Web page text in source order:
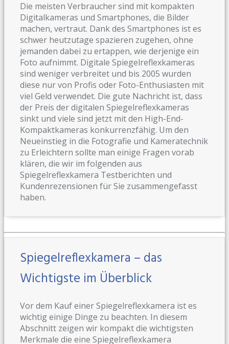
Die meisten Verbraucher sind mit kompakten
Digitalkameras und Smartphones, die Bilder
machen, vertraut. Dank des Smartphones ist es
schwer heutzutage spazieren zugehen, ohne
jemanden dabei zu ertappen, wie derjenige ein
Foto aufnimmt. Digitale Spiegelreflexkameras
sind weniger verbreitet und bis 2005 wurden
diese nur von Profis oder Foto-Enthusiasten mit
viel Geld verwendet. Die gute Nachricht ist, dass
der Preis der digitalen Spiegelreflexkameras
sinkt und viele sind jetzt mit den High-End-
Kompaktkameras konkurrenzfähig. Um den
Neueinstieg in die Fotografie und Kameratechnik
zu Erleichtern sollte man einige Fragen vorab
klären, die wir im folgenden aus
Spiegelreflexkamera Testberichten und
Kundenrezensionen für Sie zusammengefasst
haben.
Spiegelreflexkamera – das
Wichtigste im Überblick
Vor dem Kauf einer Spiegelreflexkamera ist es
wichtig einige Dinge zu beachten. In diesem
Abschnitt zeigen wir kompakt die wichtigsten
Merkmale die eine Spiegelreflexkamera